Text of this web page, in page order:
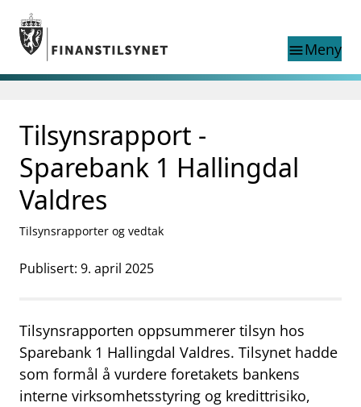
Gå til hovedinnhold
Gå til søkesiden
menuMeny
nettstedet
language
English
exist in English
English home page
Tilsyn
Aktuelt
Finanstilsynets registre
mail_outlineKontakt oss
work_outlineJobb hos oss
Tilsynsrapport -
Sparebank 1 Hallingdal
Valdres
Tilsynsrapporter og vedtak
Publisert: 9. april 2025
Tilsynsrapporten oppsummerer tilsyn hos
Sparebank 1 Hallingdal Valdres. Tilsynet hadde
som formål å vurdere foretakets bankens
interne virksomhetsstyring og kredittrisiko,